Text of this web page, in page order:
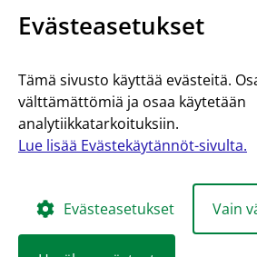
toiseen
palveluun)
siirryt
palveluun)
ikkunaan,
toiseen
palveluun)
uuteen
siirryt
toiseen
palveluun)
Omahelpperi
ikkunaan,
siirryt
toiseen
Tietoa hoito- ja palveluketjuista
Saavutettavuus
Evästeasetukset
Tämä sivusto käyttää evästeitä.
välttämättömiä ja osaa käytetään
analytiikkatarkoituksiin.
Lue lisää Evästekäytännöt-sivulta.
Evästeasetukset Vain